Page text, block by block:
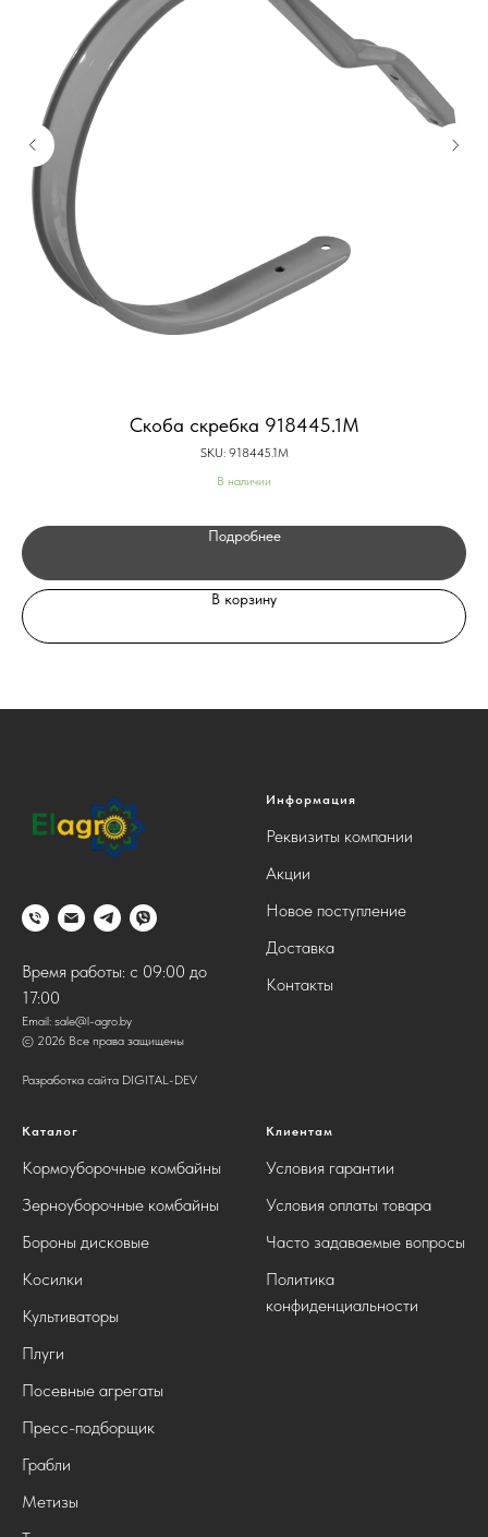
Скоба скребка 918445.1M
SKU: 918445.1M
В наличии
Подробнее
В корзину
Время работы: с 09:00 до
17:00
Email: sale@l-agro.by
© 2026 Все права защищены
Разработка сайта DIGITAL-DEV
Информация
Реквизиты компании
Акции
Новое поступление
Доставка
Контакты
Каталог
Кормоуборочные комбайны
Зерноуборочные комбайны
Бороны дисковые
Косилки
Культиваторы
Плуги
Посевные агрегаты
Пресс-подборщик
Грабли
Метизы
Клиентам
Условия гарантии
Условия оплаты товара
Часто задаваемые вопросы
Политика
конфиденциальности